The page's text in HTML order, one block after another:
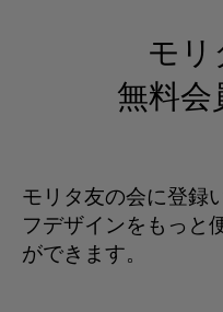
モリ
無料会
モリタ友の会に登録
フデザインをもっと
ができます。